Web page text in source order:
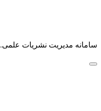
سامانه مدیریت نشریات علمی.